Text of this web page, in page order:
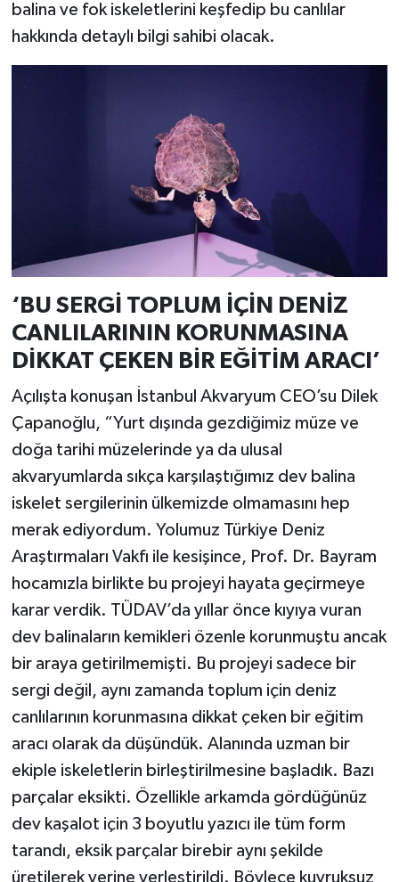
balina ve fok iskeletlerini keşfedip bu canlılar
hakkında detaylı bilgi sahibi olacak.
‘BU SERGİ TOPLUM İÇİN DENİZ
CANLILARININ KORUNMASINA
DİKKAT ÇEKEN BİR EĞİTİM ARACI’
Açılışta konuşan İstanbul Akvaryum CEO’su Dilek
Çapanoğlu, “Yurt dışında gezdiğimiz müze ve
doğa tarihi müzelerinde ya da ulusal
akvaryumlarda sıkça karşılaştığımız dev balina
iskelet sergilerinin ülkemizde olmamasını hep
merak ediyordum. Yolumuz Türkiye Deniz
Araştırmaları Vakfı ile kesişince, Prof. Dr. Bayram
hocamızla birlikte bu projeyi hayata geçirmeye
karar verdik. TÜDAV’da yıllar önce kıyıya vuran
dev balinaların kemikleri özenle korunmuştu ancak
bir araya getirilmemişti. Bu projeyi sadece bir
sergi değil, aynı zamanda toplum için deniz
canlılarının korunmasına dikkat çeken bir eğitim
aracı olarak da düşündük. Alanında uzman bir
ekiple iskeletlerin birleştirilmesine başladık. Bazı
parçalar eksikti. Özellikle arkamda gördüğünüz
dev kaşalot için 3 boyutlu yazıcı ile tüm form
tarandı, eksik parçalar birebir aynı şekilde
üretilerek yerine yerleştirildi. Böylece kuyruksuz